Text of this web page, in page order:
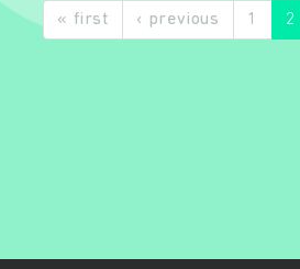
« first ‹ previous 1 2